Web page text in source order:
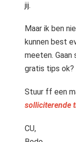
jij.
Maar ik ben
kunnen best
meeten. Gaan
gratis tips ok?
Stuur ff een
solliciterende
CU,